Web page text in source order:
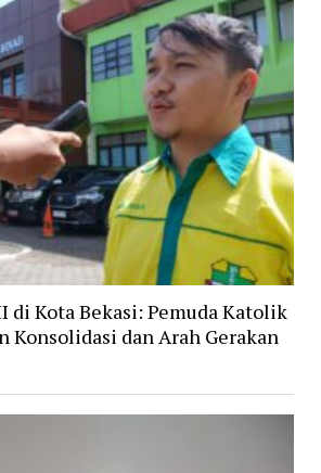
di Kota Bekasi: Pemuda Katolik
Konsolidasi dan Arah Gerakan